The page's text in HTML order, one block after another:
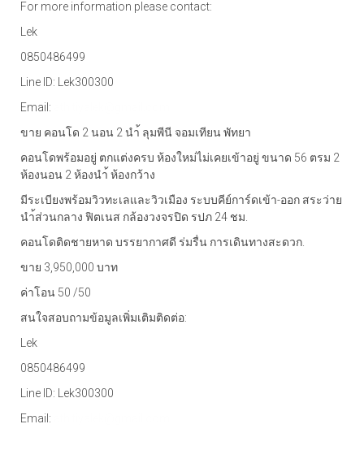
For more information please contact:
Lek
0850486499
Line ID: Lek300300
Email:
ขาย คอนโด 2 นอน 2 นำ้ ลุมพีนี จอมเทียน พัทยา
คอนโดพร้อมอยู่ ตกแต่งครบ ห้องใหม่ไม่เคยเข้าอยู่ ขนาด 56 ตรม 2
ห้องนอน 2 ห้องนำ้ ห้องกว้าง
มีระเบียงพร้อมวิวทะเลและวิวเมือง ระบบคีย์การ์ดเข้า-ออก สระว่าย
นำ้ส่วนกลาง ฟิตเนส กล้องวงจรปิด รปภ 24 ชม.
คอนโดติดชายหาด บรรยากาศดี ร่มรื่น การเดินทางสะดวก.
ขาย 3,950,000 บาท
ค่าโอน 50 /50
สนใจสอบถามข้อมูลเพิ่มเติมติดต่อ:
Lek
0850486499
Line ID: Lek300300
Email: